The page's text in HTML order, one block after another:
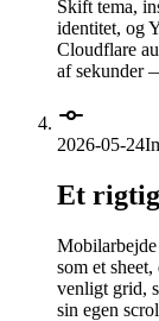
Skift tema,
identitet, og
Cloudflare
af sekunder
2026-05-24
Et
som et
venligt grid,
sin egen